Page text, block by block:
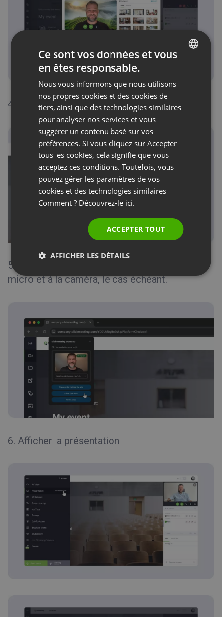
4. Activer le micro et la caméra.`
5. Autoriser votre navigateur à accéder au
micro et à la caméra, le cas échéant.
6. Afficher la présentation
FRENCH
SPANISH
PORTUGUESE
Ce sont vos données et vous
en êtes responsable.
Nous vous informons que nous utilisons
nos propres cookies et des cookies de
tiers, ainsi que des technologies similaires
pour analyser nos services et vous
suggérer un contenu basé sur vos
préférences. Si vous cliquez sur Accepter
tous les cookies, cela signifie que vous
acceptez ces conditions. Toutefois, vous
pouvez gérer les paramètres de vos
cookies et des technologies similaires.
Comment ? Découvrez-le ici.
ACCEPTER TOUT
AFFICHER LES DÉTAILS